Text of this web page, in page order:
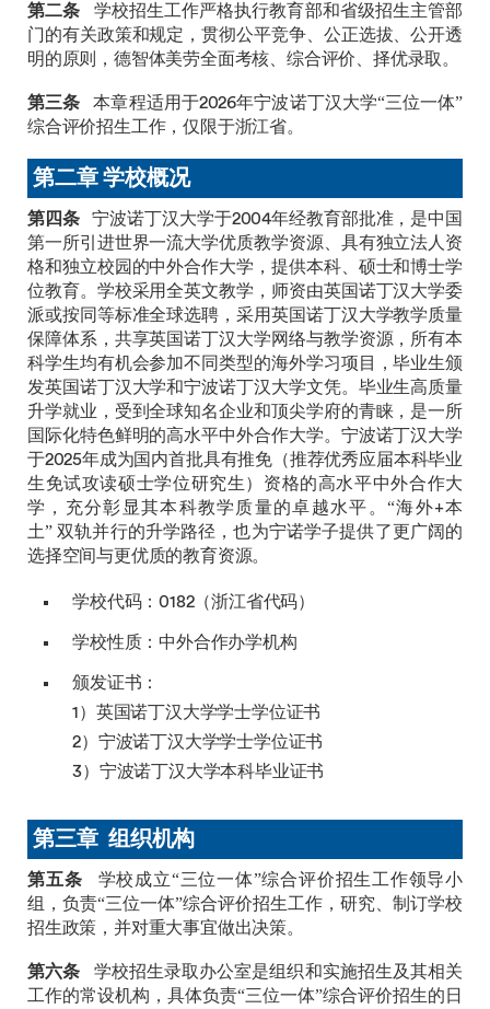
第二条 学校招生工作严格执行教育部和省级招生主管部
门的有关政策和规定，贯彻公平竞争、公正选拔、公开透
明的原则，德智体美劳全面考核、综合评价、择优录取。
第三条本章程适用于2026年宁波诺丁汉大学“三位一体”
综合评价招生工作，仅限于浙江省。
第二章 学校概况
第四条宁波诺丁汉大学于2004年经教育部批准，是中国
第一所引进世界一流大学优质教学资源、具有独立法人资
格和独立校园的中外合作大学，提供本科、硕士和博士学
位教育。学校采用全英文教学，师资由英国诺丁汉大学委
派或按同等标准全球选聘，采用英国诺丁汉大学教学质量
保障体系，共享英国诺丁汉大学网络与教学资源，所有本
科学生均有机会参加不同类型的海外学习项目，毕业生颁
发英国诺丁汉大学和宁波诺丁汉大学文凭。毕业生高质量
升学就业，受到全球知名企业和顶尖学府的青睐，是一所
国际化特色鲜明的高水平中外合作大学。宁波诺丁汉大学
于2025年成为国内首批具有推免（推荐优秀应届本科毕业
生免试攻读硕士学位研究生）资格的高水平中外合作大
学，充分彰显其本科教学质量的卓越水平。“海外+本
土” 双轨并行的升学路径，也为宁诺学子提供了更广阔的
选择空间与更优质的教育资源。
学校代码：0182（浙江省代码）
学校性质：中外合作办学机构
颁发证书：
1）英国诺丁汉大学学士学位证书
2）宁波诺丁汉大学学士学位证书
3）宁波诺丁汉大学本科毕业证书
第三章 组织机构
第五条 学校成立“三位一体”综合评价招生工作领导小
组，负责“三位一体”综合评价招生工作，研究、制订学校
招生政策，并对重大事宜做出决策。
第六条 学校招生录取办公室是组织和实施招生及其相关
工作的常设机构，具体负责“三位一体”综合评价招生的日